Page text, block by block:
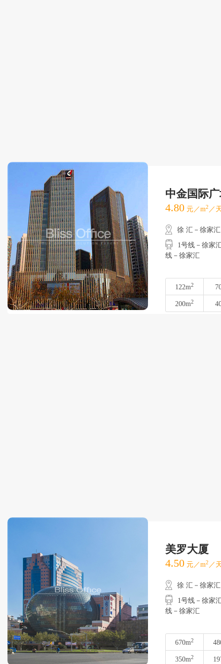
中金国际
4.80 元／m2 ／
徐 汇－徐家汇
1号线－徐家汇
线－徐家汇
122m2
200m2
美罗大厦
4.50 元／m2 ／
徐 汇－徐家汇
1号线－徐家汇
线－徐家汇
670m2
350m2